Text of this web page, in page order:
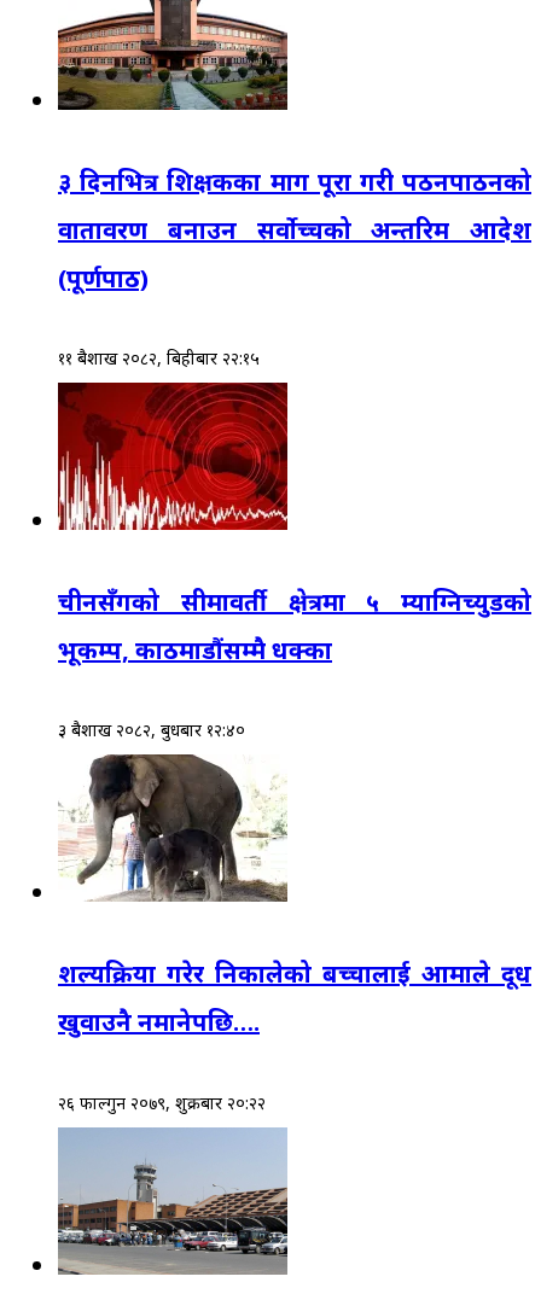
३ दिनभित्र शिक्षकका माग पूरा गरी पठनपाठनको
वातावरण बनाउन सर्वोच्चको अन्तरिम आदेश
(पूर्णपाठ)
११ बैशाख २०८२, बिहीबार २२:१५
चीनसँगको सीमावर्ती क्षेत्रमा ५ म्याग्निच्युडको
भूकम्प, काठमाडौंसम्मै धक्का
३ बैशाख २०८२, बुधबार १२:४०
शल्यक्रिया गरेर निकालेको बच्चालाई आमाले दूध
खुवाउनै नमानेपछि….
२६ फाल्गुन २०७९, शुक्रबार २०:२२